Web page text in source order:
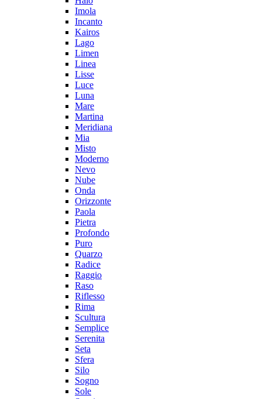
Imola
Incanto
Kairos
Lago
Limen
Linea
Lisse
Luce
Luna
Mare
Martina
Meridiana
Mia
Misto
Moderno
Nevo
Nube
Onda
Orizzonte
Paola
Pietra
Profondo
Puro
Quarzo
Radice
Raggio
Raso
Riflesso
Rima
Scultura
Semplice
Serenita
Seta
Sfera
Silo
Sogno
Sole